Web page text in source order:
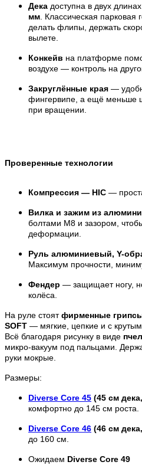
Дека доступна в двух
мм . Классическая
делать флипы, держать
вылете.
Конкейв на платформе
воздухе — контроль на
Закруглённые края —
фингервипе, а ещё меньше
при вращении.
Проверенные технологии
Компрессия — HIC —
Вилка и зажим из
болтами М8 и зазором,
деформации.
Руль алюминиевый, Y-
Максимум прочности,
Фендер — защищает ногу,
колёса.
На руле стоятфирменные грипсы
SOFT — мягкие, цепкие и с
Всё благодаря рисунку в виде
микро-вакуум под пальцами.
руки мокрые.
Размеры:
Diverse Core 45 (45 см
комфортно до 145 см роста.
Diverse Core 46 (46 см
до 160 см.
Ожидаем Diverse Core 49